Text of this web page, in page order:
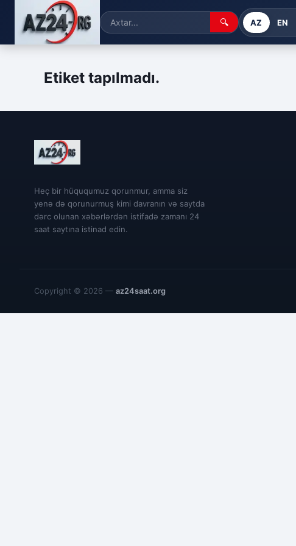
🔍 AZ EN
Etiket tapılmadı.
Heç bir hüququmuz qorunmur, amma siz
yenə də qorunurmuş kimi davranın və saytda
dərc olunan xəbərlərdən istifadə zamanı 24
saat saytına istinad edin.
Copyright © 2026 — az24saat.org